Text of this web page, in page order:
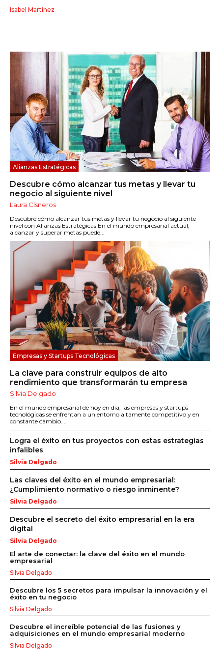
Alianzas Estratégicas
Descubre cómo alcanzar tus metas y llevar tu
negocio al siguiente nivel
Laura Cisneros
Descubre cómo alcanzar tus metas y llevar tu negocio al siguiente
nivel con Alianzas Estratégicas En el mundo empresarial actual,
alcanzar y superar metas puede...
Empresas y Startups Tecnológicas
La clave para construir equipos de alto
rendimiento que transformarán tu empresa
Silvia Delgado
En el mundo empresarial de hoy en día, las empresas y startups
tecnológicas se enfrentan a un entorno altamente competitivo y en
constante cambio....
Logra el éxito en tus proyectos con estas estrategias
infalibles
Silvia Delgado
Las claves del éxito en el mundo empresarial:
¿Cumplimiento normativo o riesgo inminente?
Silvia Delgado
Descubre el secreto del éxito empresarial en la era
digital
Silvia Delgado
El arte de conectar: la clave del éxito en el mundo
empresarial
Silvia Delgado
Descubre los 5 secretos para impulsar la innovación y el
éxito en tu negocio
Silvia Delgado
Descubre el increíble potencial de las fusiones y
adquisiciones en el mundo empresarial moderno
Silvia Delgado
Isabel Martínez